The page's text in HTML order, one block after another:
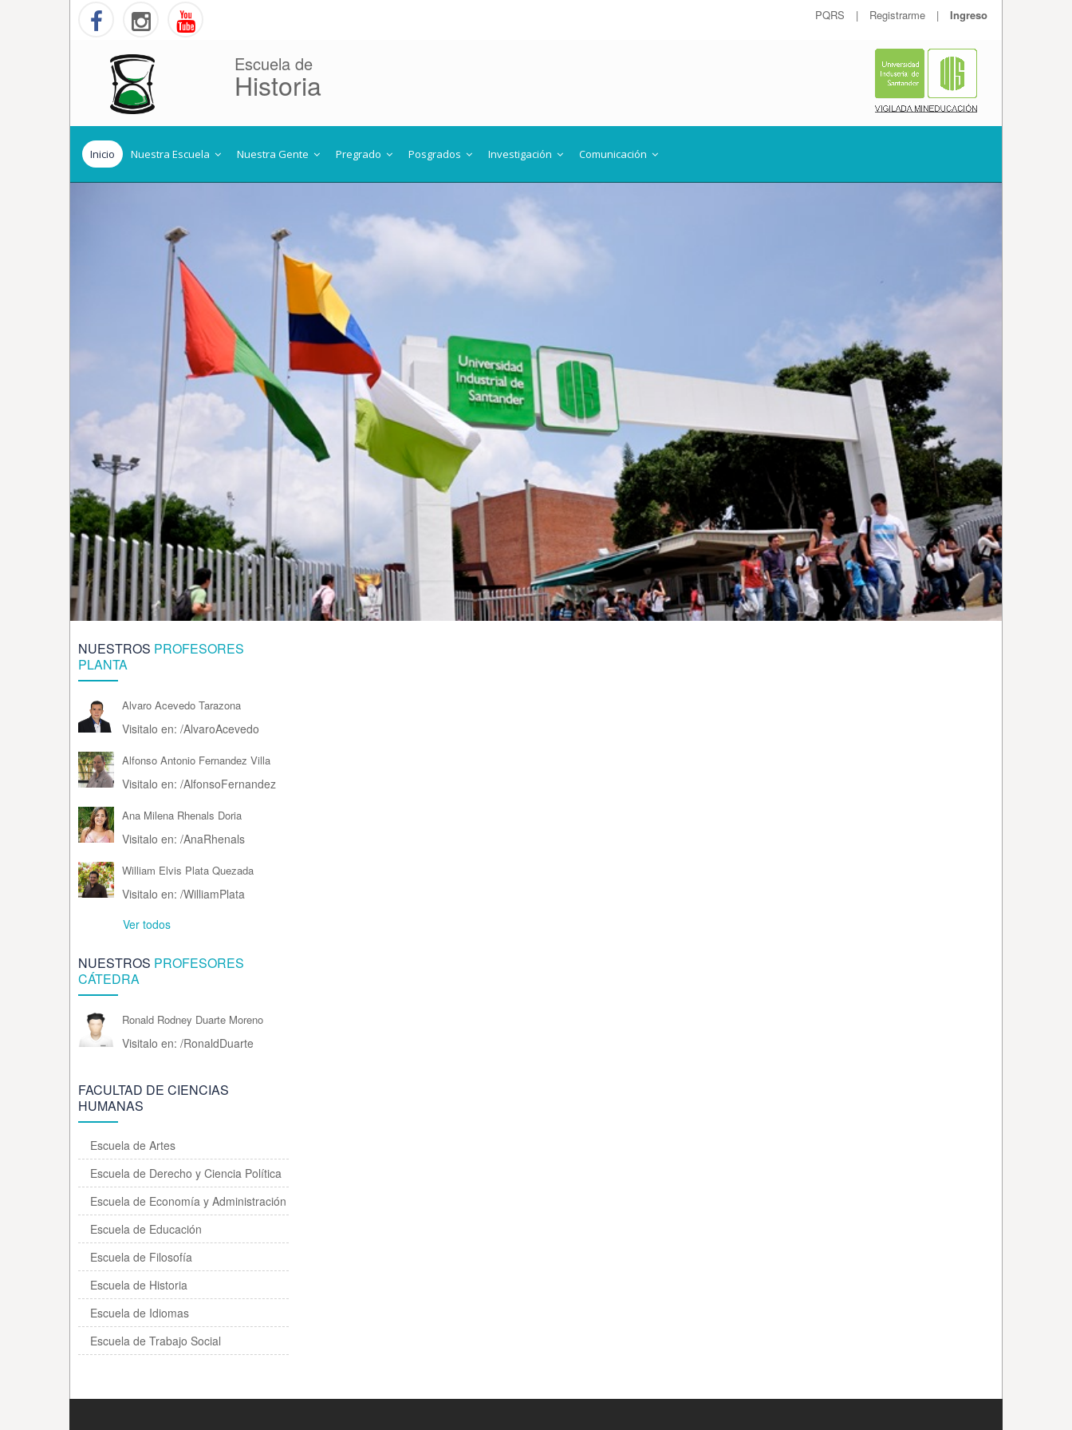
PQRS | Registrarme | Ingreso
Escuela de
Historia
Inicio Nuestra Escuela Nuestra Gente Pregrado Posgrados Investigación Comunicación
NUESTROS PROFESORES
PLANTA
Alvaro Acevedo Tarazona
Visitalo en: /AlvaroAcevedo
Alfonso Antonio Fernandez Villa
Visitalo en: /AlfonsoFernandez
Ana Milena Rhenals Doria
Visitalo en: /AnaRhenals
William Elvis Plata Quezada
Visitalo en: /WilliamPlata
Ver todos
NUESTROS PROFESORES
CÁTEDRA
Ronald Rodney Duarte Moreno
Visitalo en: /RonaldDuarte
FACULTAD DE CIENCIAS
HUMANAS
Escuela de Artes
Escuela de Derecho y Ciencia Política
Escuela de Economía y Administración
Escuela de Educación
Escuela de Filosofía
Escuela de Historia
Escuela de Idiomas
Escuela de Trabajo Social